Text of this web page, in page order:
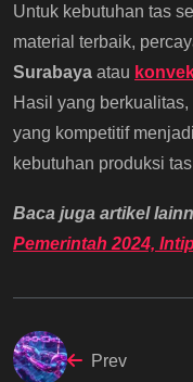
Untuk kebutuhan tas
material terbaik,
Surabaya atau
Hasil yang
yang kompetitif
kebutuhan produksi
Baca juga artikel
Pemerintah 2024,
Prev